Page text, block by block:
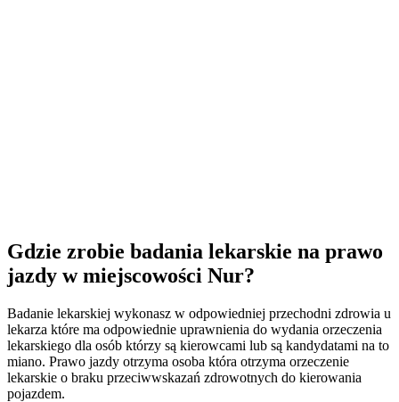
Gdzie zrobie badania lekarskie na prawo
jazdy w miejscowości Nur?
Badanie lekarskiej wykonasz w odpowiedniej przechodni zdrowia u
lekarza które ma odpowiednie uprawnienia do wydania orzeczenia
lekarskiego dla osób którzy są kierowcami lub są kandydatami na to
miano. Prawo jazdy otrzyma osoba która otrzyma orzeczenie
lekarskie o braku przeciwwskazań zdrowotnych do kierowania
pojazdem.